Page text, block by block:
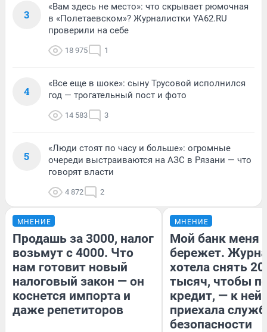
3
«Вам здесь не место»: что скрывает рюмочная
в «Полетаевском»? Журналистки YA62.RU
проверили на себе
18 975 1
4
«Все еще в шоке»: сыну Трусовой исполнился
год — трогательный пост и фото
14 583 3
5
«Люди стоят по часу и больше»: огромные
очереди выстраиваются на АЗС в Рязани — что
говорят власти
4 872 2
МНЕНИЕ
Продашь за 3000, налог
возьмут с 4000. Что
нам готовит новый
налоговый закон — он
коснется импорта и
даже репетиторов
МНЕНИЕ
Мой банк меня
бережет.
хотела снять
тысяч, чтобы
кредит, — к
приехала
безопасности